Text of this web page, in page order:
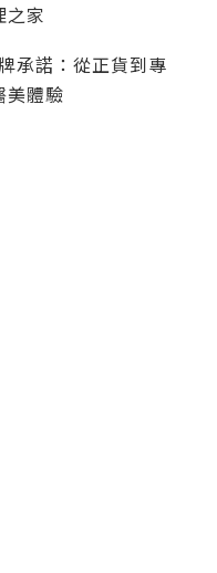
之家
承諾：從正貨到專
美體驗